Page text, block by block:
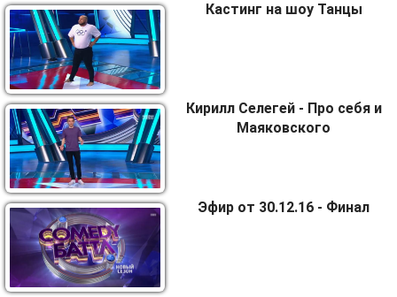
Кастинг на шоу Танцы
Кирилл Селегей - Про себя и
Маяковского
Эфир от 30.12.16 - Финал